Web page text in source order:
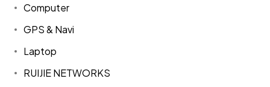
Computer
GPS & Navi
Laptop
RUIJIE NETWORKS